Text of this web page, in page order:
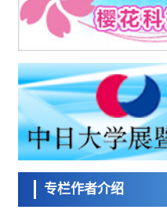
板块边界锁定状态存在区域差
政策
日本第2次医疗研究开发调整
际情况和需求分配99.3亿日元
科学研究
千叶大学鉴定出导致难治性疾
恶化的蛋白质“MYL9/12”，会
科学研究
京都大学高效生成光的构成单
用于量子计算机
科学研究
用数理模型诠释慢性荨麻疹的
科学研究
【JST事业成果】发现室温下
专栏作者介绍
日本科学未
来馆 科学交
流员
小岩井忠道 泷川 进